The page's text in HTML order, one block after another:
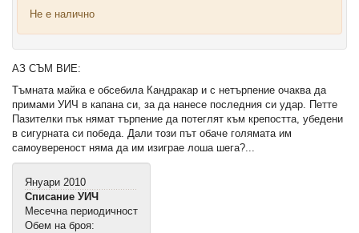
Не е налично
АЗ СЪМ ВИЕ:
Тъмната майка е обсебила Кандракар и с нетърпение очаква да
примами УИЧ в капана си, за да нанесе последния си удар. Петте
Пазителки пък нямат търпение да потеглят към крепостта, убедени
в сигурната си победа. Дали този път обаче голямата им
самоувереност няма да им изиграе лоша шега?...
Януари 2010
Списание УИЧ
Месечна периодичност
Обем на броя: